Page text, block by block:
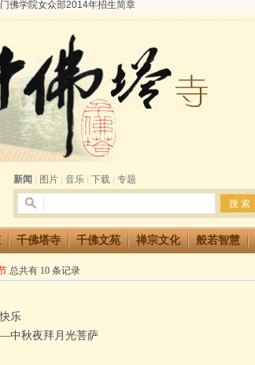
佛学院综合大楼缘起
堂周末阅藏报名通知
恩地藏法会
下慧尼和尚开讲《六祖坛经》
父于法堂对大众的开示
云门佛学院女众部 2016年招生简章
莅临千佛塔寺弘法
法会 祈福息灾地藏七 冥阳两利普渡群蒙盂兰盆
新闻 图片| 音乐| 下载| 专题
千佛塔寺 千佛文苑 禅宗文化 般若智慧
总共有 10 条记录
乐
中秋夜拜月光菩萨